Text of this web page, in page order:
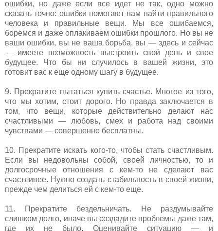
ошибки, но даже если все идет не так, одно можно
сказать точно: ошибки помогают нам найти правильного
человека и правильные вещи. Мы все ошибаемся,
боремся и даже оплакиваем ошибки прошлого. Но вы не
ваши ошибки, вы не ваша борьба, вы — здесь и сейчас
— имеете возможность выстроить свой день и свое
будущее. Что бы ни случилось в вашей жизни, это
готовит вас к еще одному шагу в будущее.
9. Прекратите пытаться купить счастье. Многое из того,
что мы хотим, стоит дорого. Но правда заключается в
том, что вещи, которые действительно делают нас
счастливыми — любовь, смех и работа над своими
чувствами — совершенно бесплатны.
10. Прекратите искать кого-то, чтобы стать счастливым.
Если вы недовольны собой, своей личностью, то и
долгосрочные отношения с кем-то не сделают вас
счастливее. Нужно создать стабильность в своей жизни,
прежде чем делиться ей с кем-то еще.
11. Прекратите бездельничать. Не раздумывайте
слишком долго, иначе вы создадите проблемы даже там,
где их не было. Оценивайте ситуацию — и